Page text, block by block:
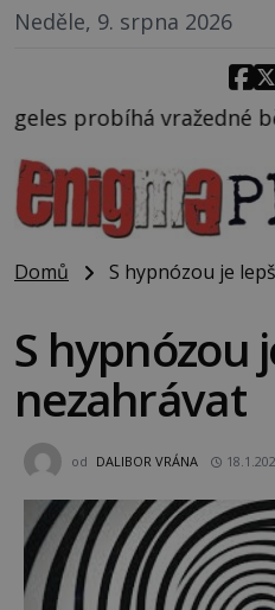
Neděle, 9. srpna 2026
běsnění
Domů S hypnózou je
S hypnózou
nezahrávat
od DALIBOR VRÁNA